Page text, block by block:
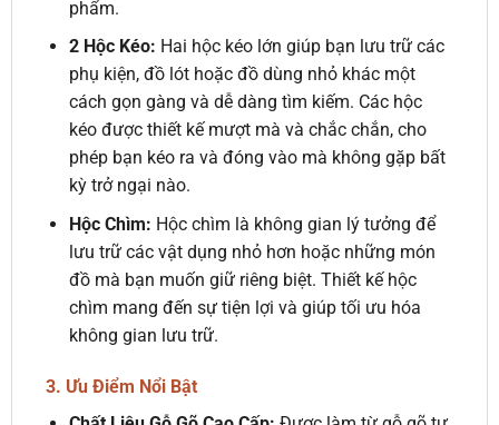
phẩm.
2 Hộc Kéo: Hai hộc kéo lớn giúp bạn lưu trữ các
phụ kiện, đồ lót hoặc đồ dùng nhỏ khác một
cách gọn gàng và dễ dàng tìm kiếm. Các hộc
kéo được thiết kế mượt mà và chắc chắn, cho
phép bạn kéo ra và đóng vào mà không gặp bất
kỳ trở ngại nào.
Hộc Chìm: Hộc chìm là không gian lý tưởng để
lưu trữ các vật dụng nhỏ hơn hoặc những món
đồ mà bạn muốn giữ riêng biệt. Thiết kế hộc
chìm mang đến sự tiện lợi và giúp tối ưu hóa
không gian lưu trữ.
3. Ưu Điểm Nổi Bật